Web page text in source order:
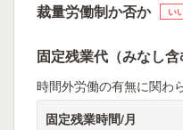
裁量労働制か否か い
固定残業代（みなし含
時間外労働の有無に関わ
固定残業時間/月